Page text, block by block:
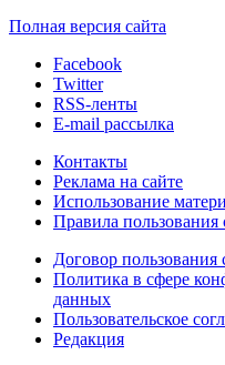
Полная версия сайта
Facebook
Twitter
RSS-ленты
E-mail рассылка
Контакты
Реклама на сайте
Использование
Правила пользования
Договор пользования
Политика в сфере
данных
Пользовательское
Редакция